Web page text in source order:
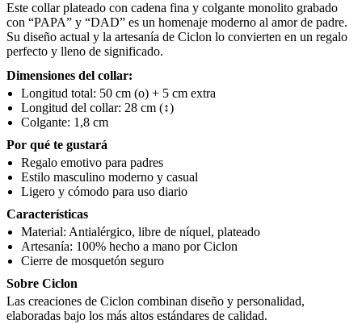
Este collar plateado con cadena fina y colgante monolito grabado
con “PAPA” y “DAD” es un homenaje moderno al amor de padre.
Su diseño actual y la artesanía de Ciclon lo convierten en un regalo
perfecto y lleno de significado.
Dimensiones del collar:
Longitud total: 50 cm (o) + 5 cm extra
Longitud del collar: 28 cm (↕)
Colgante: 1,8 cm
Por qué te gustará
Regalo emotivo para padres
Estilo masculino moderno y casual
Ligero y cómodo para uso diario
Características
Material: Antialérgico, libre de níquel, plateado
Artesanía: 100% hecho a mano por Ciclon
Cierre de mosquetón seguro
Sobre Ciclon
Las creaciones de Ciclon combinan diseño y personalidad,
elaboradas bajo los más altos estándares de calidad.